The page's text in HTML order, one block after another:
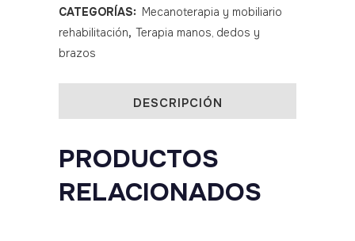
aro
integral
CATEGORÍAS: Mecanoterapia y mobiliario
rehabilitación, Terapia manos, dedos y
brazos
DESCRIPCIÓN
PRODUCTOS
RELACIONADOS